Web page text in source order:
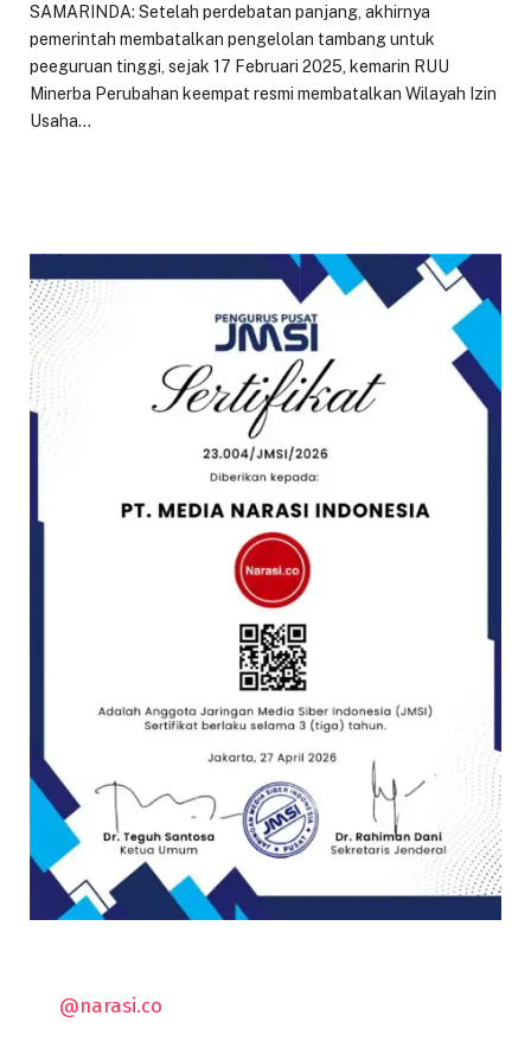
SAMARINDA: Setelah perdebatan panjang, akhirnya
pemerintah membatalkan pengelolan tambang untuk
peeguruan tinggi, sejak 17 Februari 2025, kemarin RUU
Minerba Perubahan keempat resmi membatalkan Wilayah Izin
Usaha…
@narasi.co